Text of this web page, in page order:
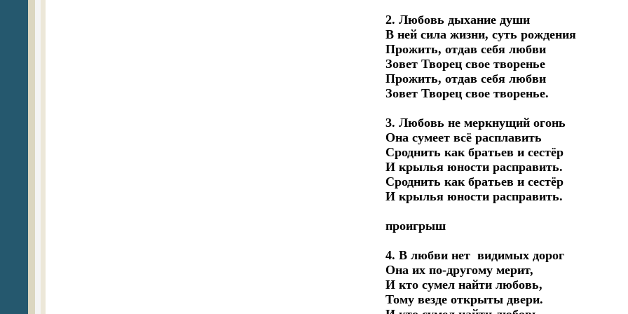
2. Любовь дыхание души
В ней сила жизни, суть рождения
Прожить, отдав себя любви
Зовет Творец свое творенье
Прожить, отдав себя любви
Зовет Творец свое творенье.
3. Любовь не меркнущий огонь
Она сумеет всё расплавить
Сроднить как братьев и сестёр
И крылья юности расправить.
Сроднить как братьев и сестёр
И крылья юности расправить.
проигрыш
4. В любви нет  видимых дорог
Она их по-другому мерит,
И кто сумел найти любовь,
Тому везде открыты двери.